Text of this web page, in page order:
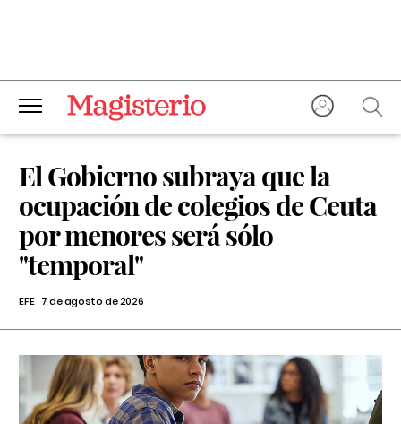
El Gobierno subraya que la
ocupación de colegios de Ceuta
por menores será sólo
"temporal"
EFE 7 de agosto de 2026